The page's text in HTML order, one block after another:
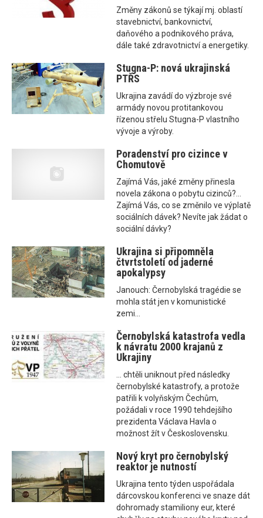
Změny zákonů se týkají mj. oblastí
stavebnictví, bankovnictví,
daňového a podnikového práva,
dále také zdravotnictví a energetiky.
Stugna-P: nová ukrajinská
PTŘS
Ukrajina zavádí do výzbroje své
armády novou protitankovou
řízenou střelu Stugna-P vlastního
vývoje a výroby.
Poradenství pro cizince v
Chomutově
Zajímá Vás, jaké změny přinesla
novela zákona o pobytu cizinců?...
Zajímá Vás, co se změnilo ve výplatě
sociálních dávek? Nevíte jak žádat o
sociální dávky?
Ukrajina si připomněla
čtvrtstoletí od jaderné
apokalypsy
Janouch: Černobylská tragédie se
mohla stát jen v komunistické
zemi...
Černobylská katastrofa vedla
k návratu 2000 krajanů z
Ukrajiny
... chtěli uniknout před následky
černobylské katastrofy, a protože
patřili k volyňským Čechům,
požádali v roce 1990 tehdejšího
prezidenta Václava Havla o
možnost žít v Československu.
Nový kryt pro černobylský
reaktor je nutností
Ukrajina tento týden uspořádala
dárcovskou konferenci ve snaze dát
dohromady stamiliony eur, které